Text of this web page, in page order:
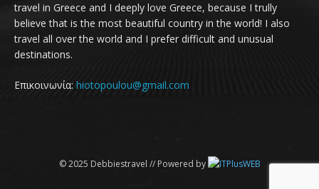
travel in Greece and I deeply love Greece, because I trully
believe that is the most beautiful country in the world! I also
travel all over the world and I prefer difficult and unusual
destinations.
Επικοινωνία: hiotopoulou@gmail.com
© 2025 Debbiestravel // Powered by